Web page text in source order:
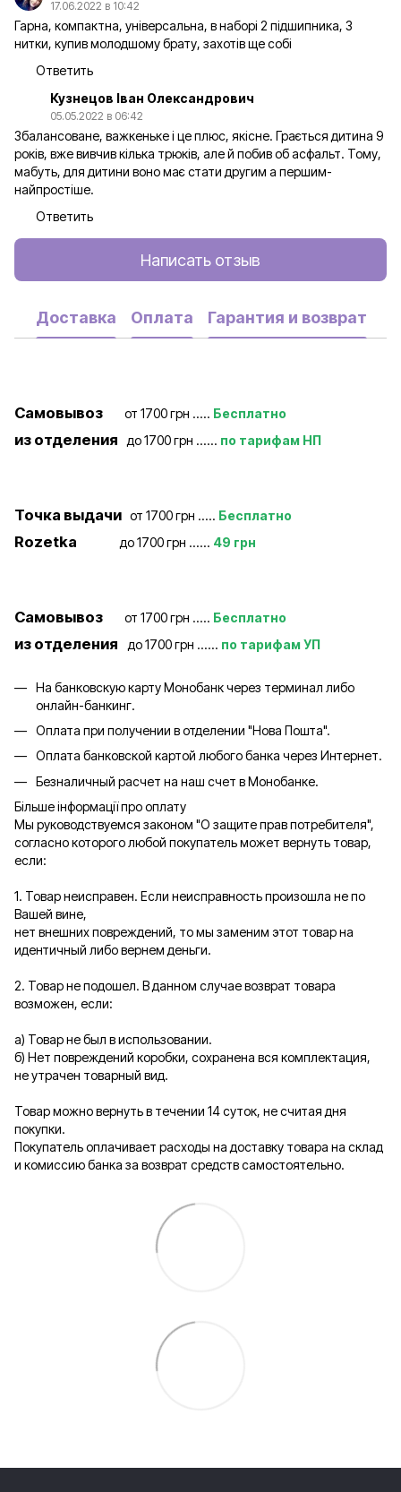
17.06.2022 в 10:42
Гарна, компактна, універсальна, в наборі 2 підшипника, 3
нитки, купив молодшому брату, захотів ще собі
Ответить
Кузнецов Іван Олександрович
05.05.2022 в 06:42
Збалансоване, важкеньке і це плюс, якісне. Грається дитина 9
років, вже вивчив кілька трюків, але й побив об асфальт. Тому,
мабуть, для дитини воно має стати другим а першим-
найпростіше.
Ответить
Написать отзыв
Доставка Оплата Гарантия и возврат
Самовывоз от 1700 грн ..... Бесплатно
из отделения до 1700 грн ...... по тарифам НП
Точка выдачи от 1700 грн ..... Бесплатно
Rozetka до 1700 грн ...... 49 грн
Самовывоз от 1700 грн ..... Бесплатно
из отделения до 1700 грн ...... по тарифам УП
На банковскую карту Монобанк через терминал либо
онлайн-банкинг.
Оплата при получении в отделении "Нова Пошта".
Оплата банковской картой любого банка через Интернет.
Безналичный расчет на наш счет в Монобанке.
Більше інформації про оплату
Мы руководствуемся законом "О защите прав потребителя",
согласно которого любой покупатель может вернуть товар,
если:
1. Товар неисправен. Если неисправность произошла не по
Вашей вине,
нет внешних повреждений, то мы заменим этот товар на
идентичный либо вернем деньги.
2. Товар не подошел. В данном случае возврат товара
возможен, если:
а) Товар не был в использовании.
б) Нет повреждений коробки, сохранена вся комплектация,
не утрачен товарный вид.
Товар можно вернуть в течении 14 суток, не считая дня
покупки.
Покупатель оплачивает расходы на доставку товара на склад
и комиссию банка за возврат средств самостоятельно.